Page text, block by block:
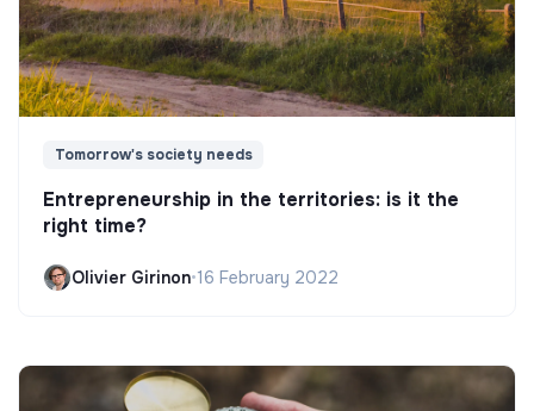
Tomorrow's society needs
Entrepreneurship in the territories: is it the
right time?
Olivier Girinon•16 February 2022